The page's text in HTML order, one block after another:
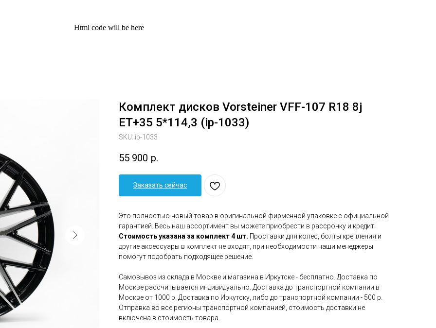
Html code will be here
Комплект дисков Vorsteiner VFF-107 R18 8j
ET+35 5*114,3 (ip-1033)
SKU: ip-1033
55 900 р.
Заказать сейчас
Это полностью новый товар в оригинальной фирменной упаковке с официальной
гарантией. Весь наш ассортимент вы можете приобрести в рассрочку и кредит.
Стоимость указана за комплект 4 шт. Проставки для колес, болты крепления и
другие аксессуары в комплект не входят, при необходимости наши менеджеры
помогут подобрать подходящее решение.
Самовывоз из склада в Москве и магазина в Иркутске - бесплатно. Доставка по
Москве рассчитывается индивидуально. Доставка до транспортной компании в
Москве от 1000 р. Доставка по Иркутску, либо до транспортной компании - 500 р.
Отправка во все регионы транспортной компанией, стоимость доставки не
включена в стоимость товара.